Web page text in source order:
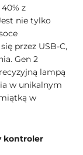
z
nie tylko
przez USB-C,
Gen 2
lampą
w unikalnym
w
kontroler